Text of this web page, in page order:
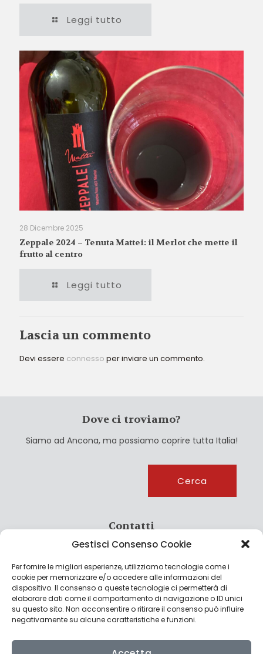
Gestisci Consenso Cookie
Per fornire le migliori esperienze, utilizziamo tecnologie come i
cookie per memorizzare e/o accedere alle informazioni del
dispositivo. Il consenso a queste tecnologie ci permetterà di
elaborare dati come il comportamento di navigazione o ID unici
su questo sito. Non acconsentire o ritirare il consenso può influire
negativamente su alcune caratteristiche e funzioni.
Leggi tutto
28 Dicembre 2025
Zeppale 2024 – Tenuta Mattei: il Merlot che mette il
frutto al centro
Leggi tutto
Lascia un commento
Devi essere connesso per inviare un commento.
Dove ci troviamo?
Siamo ad Ancona, ma possiamo coprire tutta Italia!
Cerca
Contatti
info@culturagroalimentare.com
Note legali
Privacy Policy